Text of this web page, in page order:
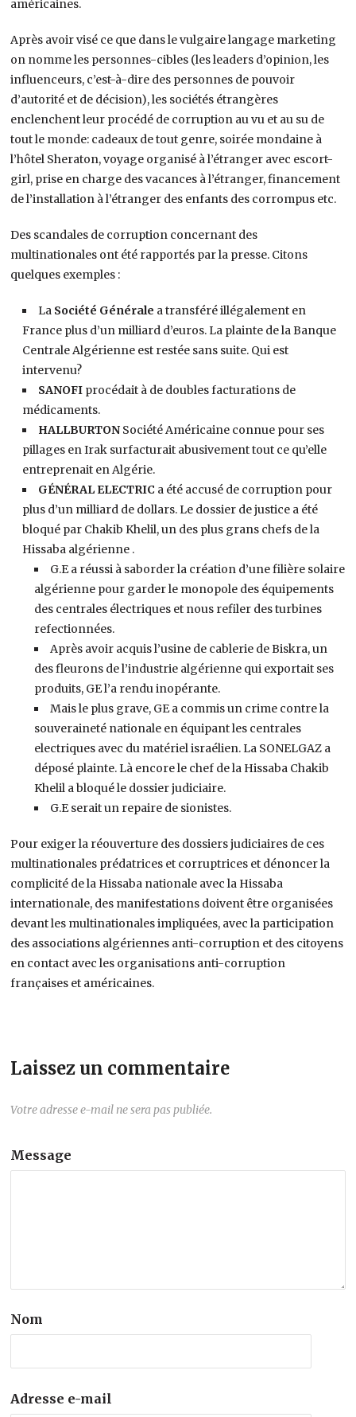
américaines.
Après avoir visé ce que dans le vulgaire langage marketing
on nomme les personnes-cibles (les leaders d’opinion, les
influenceurs, c’est-à-dire des personnes de pouvoir
d’autorité et de décision), les sociétés étrangères
enclenchent leur procédé de corruption au vu et au su de
tout le monde: cadeaux de tout genre, soirée mondaine à
l’hôtel Sheraton, voyage organisé à l’étranger avec escort-
girl, prise en charge des vacances à l’étranger, financement
de l’installation à l’étranger des enfants des corrompus etc.
Des scandales de corruption concernant des
multinationales ont été rapportés par la presse. Citons
quelques exemples :
La Société Générale a transféré illégalement en
France plus d’un milliard d’euros. La plainte de la Banque
Centrale Algérienne est restée sans suite. Qui est
intervenu?
SANOFI procédait à de doubles facturations de
médicaments.
HALLBURTON Société Américaine connue pour ses
pillages en Irak surfacturait abusivement tout ce qu’elle
entreprenait en Algérie.
GÉNÉRAL ELECTRIC a été accusé de corruption pour
plus d’un milliard de dollars. Le dossier de justice a été
bloqué par Chakib Khelil, un des plus grans chefs de la
Hissaba algérienne .
G.E a réussi à saborder la création d’une filière solaire
algérienne pour garder le monopole des équipements
des centrales électriques et nous refiler des turbines
refectionnées.
Après avoir acquis l’usine de cablerie de Biskra, un
des fleurons de l’industrie algérienne qui exportait ses
produits, GE l’a rendu inopérante.
Mais le plus grave, GE a commis un crime contre la
souveraineté nationale en équipant les centrales
electriques avec du matériel israélien. La SONELGAZ a
déposé plainte. Là encore le chef de la Hissaba Chakib
Khelil a bloqué le dossier judiciaire.
G.E serait un repaire de sionistes.
Pour exiger la réouverture des dossiers judiciaires de ces
multinationales prédatrices et corruptrices et dénoncer la
complicité de la Hissaba nationale avec la Hissaba
internationale, des manifestations doivent être organisées
devant les multinationales impliquées, avec la participation
des associations algériennes anti-corruption et des citoyens
en contact avec les organisations anti-corruption
françaises et américaines.
Laissez un commentaire
Votre adresse e-mail ne sera pas publiée.
Message
Nom
Adresse e-mail